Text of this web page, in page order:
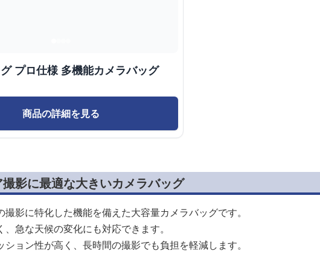
プロ仕様 多機能カメラバッグ
商品の詳細を見る
影に最適な大きいカメラバッグ
撮影に特化した機能を備えた大容量カメラバッグです。
、急な天候の変化にも対応できます。
ション性が高く、長時間の撮影でも負担を軽減します。